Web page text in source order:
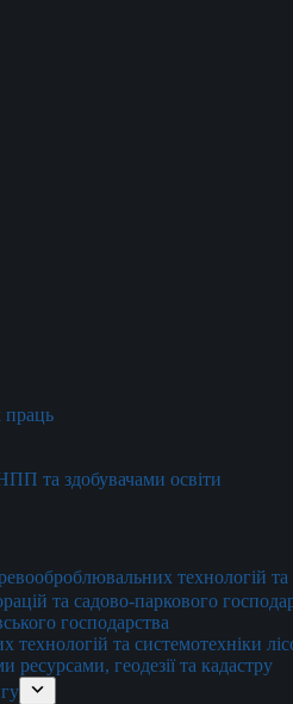
праць
НПП та здобувачами освіти
технологій
та садово-паркового
господарства
та системотехніки
геодезії та кадастру